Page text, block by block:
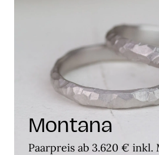
Montana
Paarpreis ab 3.620 € inkl.